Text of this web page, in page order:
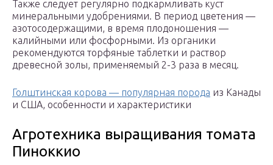
Также следует регулярно подкармливать куст
минеральными удобрениями. В период цветения —
азотосодержащими, в время плодоношения —
калийными или фосфорными. Из органики
рекомендуются торфяные таблетки и раствор
древесной золы, применяемый 2-3 раза в месяц.
Голштинская корова — популярная порода из Канады
и США, особенности и характеристики
Агротехника выращивания томата
Пиноккио